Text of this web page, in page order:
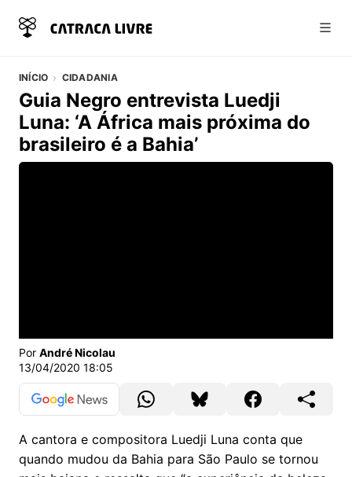
INÍCIO CIDADANIA
Guia Negro entrevista Luedji
Luna: ‘A África mais próxima do
brasileiro é a Bahia’
Vídeo do artigo
Por André Nicolau
13/04/2020 18:05
A cantora e compositora Luedji Luna conta que
quando mudou da Bahia para São Paulo se tornou